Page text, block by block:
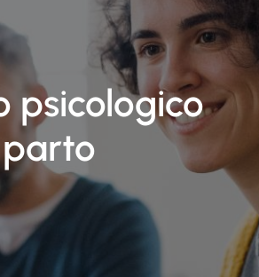
psicologico